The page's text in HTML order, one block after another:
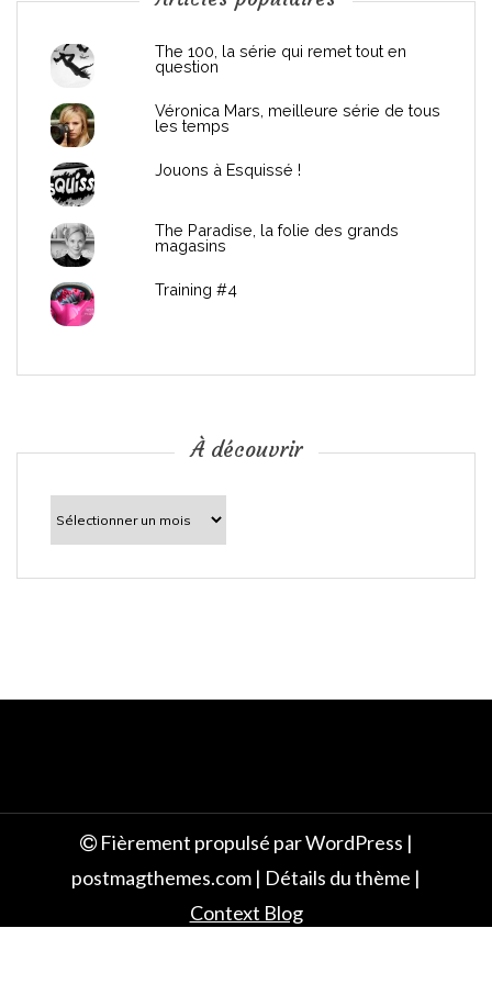
c
The 100, la série qui remet tout en
question
Véronica Mars, meilleure série de tous
les temps
Jouons à Esquissé !
The Paradise, la folie des grands
magasins
Training #4
À découvrir
découvrir
Fièrement propulsé par WordPress |
postmagthemes.com | Détails du thème |
Context Blog